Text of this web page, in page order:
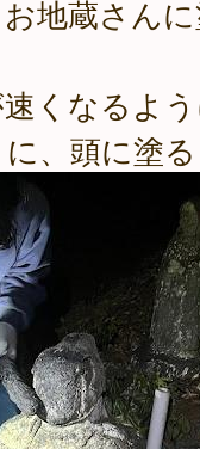
地蔵さん
速くなるよ
、頭に塗